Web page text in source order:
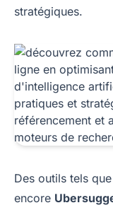
stratégiques.
Des outils tels que
encore